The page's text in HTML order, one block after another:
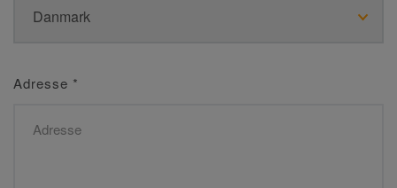
Adresse *